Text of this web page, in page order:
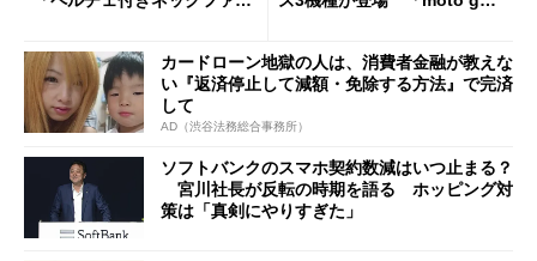
カードローン地獄の人は、消費者金融が教えな
い『返済停止して減額・免除する方法』で完済
して
AD（渋谷法務総合事務所）
ソフトバンクのスマホ契約数減はいつ止まる？
宮川社長が反転の時期を語る ホッピング対
策は「真剣にやりすぎた」